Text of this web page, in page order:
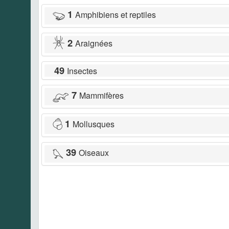
1 Amphibiens et reptiles
2 Araignées
49 Insectes
7 Mammifères
1 Mollusques
39 Oiseaux